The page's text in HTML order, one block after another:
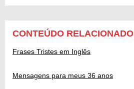
CONTEÚDO RELACIONADO
Frases Tristes em Inglês
Mensagens para meus 36 anos